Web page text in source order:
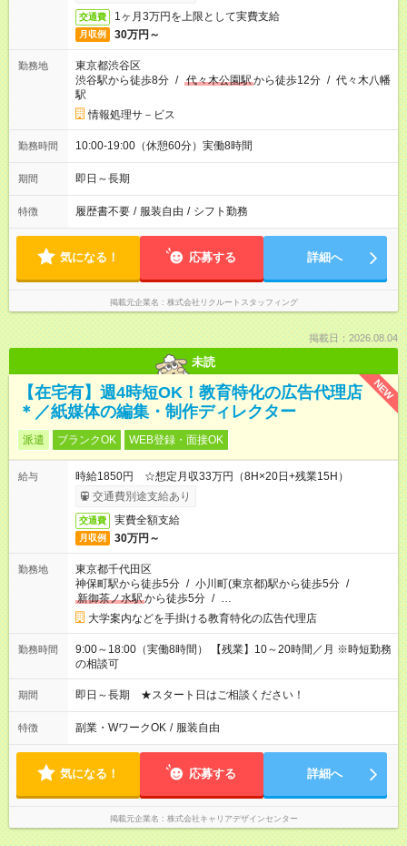
交通費 1ヶ月3万円を上限として実費支給
月収例 30万円～
勤務地
東京都渋谷区
渋谷駅から徒歩8分 / 代々木公園駅から徒歩12分 / 代々木八幡
駅
情報処理サ－ビス
勤務時間 10:00-19:00（休憩60分）実働8時間
期間 即日～長期
特徴 履歴書不要 / 服装自由 / シフト勤務
気になる！ 応募する 詳細へ
掲載元企業名 株式会社リクルートスタッフィング
掲載日：2026.08.04
未読
NEW
【在宅有】週4時短OK！教育特化の広告代理店
＊／紙媒体の編集・制作ディレクター
派遣 ブランクOK WEB登録・面接OK
給与
時給1850円 ☆想定月収33万円（8H×20日+残業15H）
交通費別途支給あり
交通費 実費全額支給
月収例 30万円～
勤務地
東京都千代田区
神保町駅から徒歩5分 / 小川町(東京都)駅から徒歩5分 /
新御茶ノ水駅から徒歩5分 / …
大学案内などを手掛ける教育特化の広告代理店
勤務時間
9:00～18:00（実働8時間） 【残業】10～20時間／月 ※時短勤務
の相談可
期間 即日～長期 ★スタート日はご相談ください！
特徴 副業・WワークOK / 服装自由
気になる！ 応募する 詳細へ
掲載元企業名 株式会社キャリアデザインセンター